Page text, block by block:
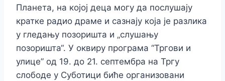
Планета, на којој деца могу да послушају
кратке радио драме и сазнају која је разлика
у гледању позоришта и „слушању
позоришта“. У оквиру програма “Тргови и
улице” од 19. до 21. септембра на Тргу
слободе у Суботици биће организовани